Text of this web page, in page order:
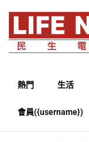
熱門 生活
會員({username})